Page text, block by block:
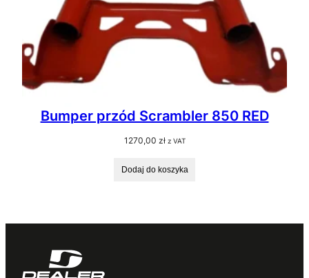
Bumper przód Scrambler 850 RED
1270,00 zł z VAT
Dodaj do koszyka